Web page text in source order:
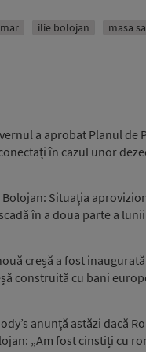
ilie bolojan masa
a aprobat Planul de
în cazul unor
Bolojan: Situaţia
în a doua parte a
creșă a fost
construită cu bani
anunță astăzi dacă
„Am fost cinstiți cu